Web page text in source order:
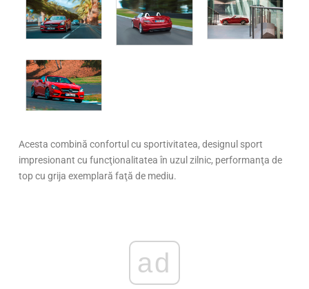
Acesta combină confortul cu sportivitatea, designul sport
impresionant cu funcţionalitatea în uzul zilnic, performanţa de
top cu grija exemplară faţă de mediu.
ad